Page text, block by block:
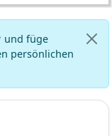
und füge
persönlichen